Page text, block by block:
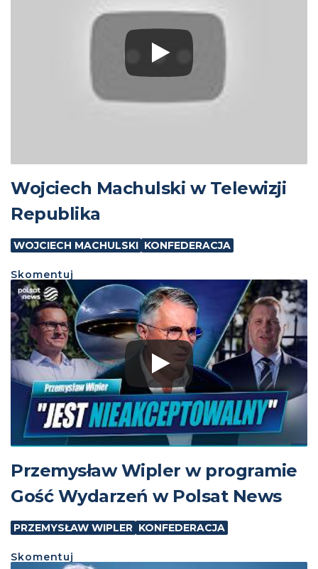
Wojciech Machulski w Telewizji
Republika
WOJCIECH MACHULSKI KONFEDERACJA
Skomentuj
Przemysław Wipler w programie
Gość Wydarzeń w Polsat News
PRZEMYSŁAW WIPLER KONFEDERACJA
Skomentuj